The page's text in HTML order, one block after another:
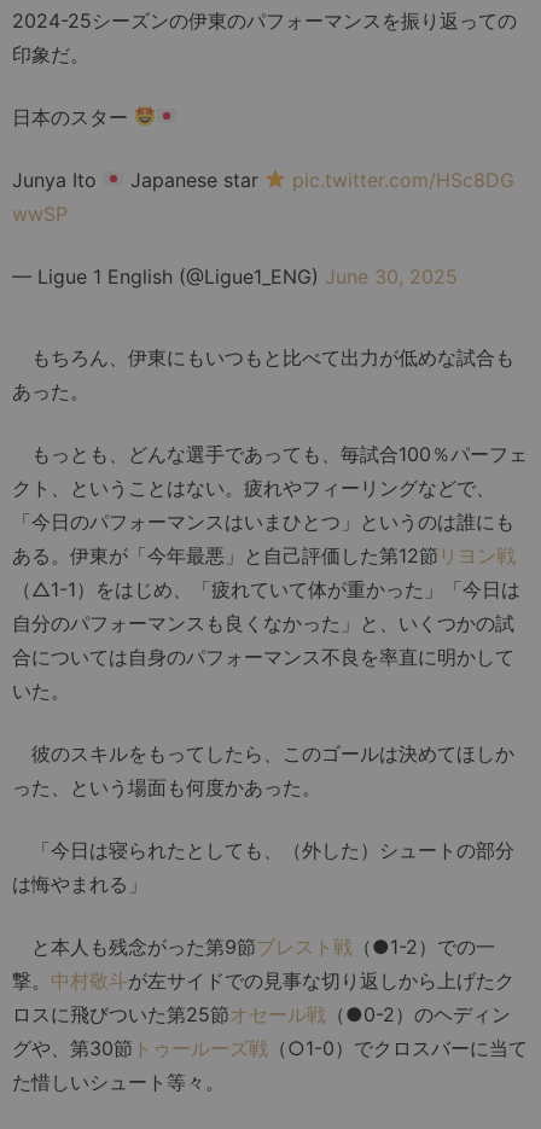
2024-25シーズンの伊東のパフォーマンスを振り返っての
印象だ。
日本のスター
Junya Ito Japanese star
pic.twitter.com/HSc8DG
wwSP
— Ligue 1 English (@Ligue1_ENG) June 30, 2025
もちろん、伊東にもいつもと比べて出力が低めな試合も
あった。
もっとも、どんな選手であっても、毎試合100％パーフェ
クト、ということはない。疲れやフィーリングなどで、
「今日のパフォーマンスはいまひとつ」というのは誰にも
ある。伊東が「今年最悪」と自己評価した第12節 リヨン戦
（△1-1）をはじめ、「疲れていて体が重かった」「今日は
自分のパフォーマンスも良くなかった」と、いくつかの試
合については自身のパフォーマンス不良を率直に明かして
いた。
彼のスキルをもってしたら、このゴールは決めてほしか
った、という場面も何度かあった。
「今日は寝られたとしても、（外した）シュートの部分
は悔やまれる」
と本人も残念がった第9節ブレスト戦 （●1-2）での一
撃。 中村敬斗が左サイドでの見事な切り返しから上げたク
ロスに飛びついた第25節オセール戦 （●0-2）のヘディン
グや、第30節 トゥールーズ戦 （○1-0）でクロスバーに当て
た惜しいシュート等々。